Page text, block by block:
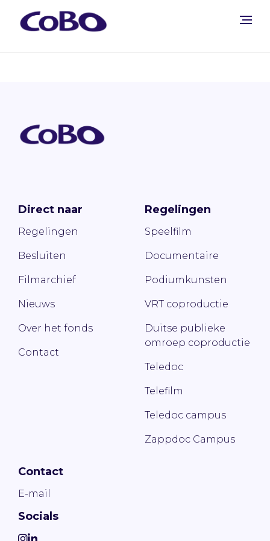
Direct naar
Regelingen
Besluiten
Filmarchief
Nieuws
Over het fonds
Contact
Regelingen
Speelfilm
Documentaire
Podiumkunsten
VRT coproductie
Duitse publieke
omroep coproductie
Teledoc
Telefilm
Teledoc campus
Zappdoc Campus
Contact
E-mail
Socials